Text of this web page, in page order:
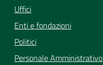
Uffici
Enti e fondazioni
Politici
Personale Amministrativo